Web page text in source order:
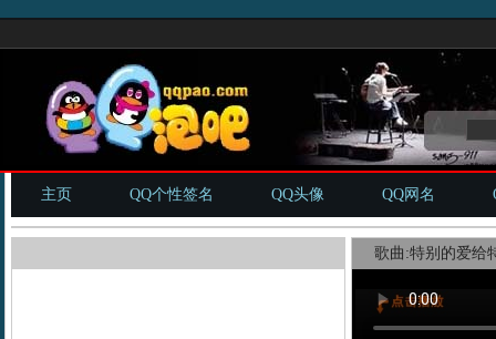
主页 QQ个性签名 QQ头像 QQ网名
歌曲:特别的爱给